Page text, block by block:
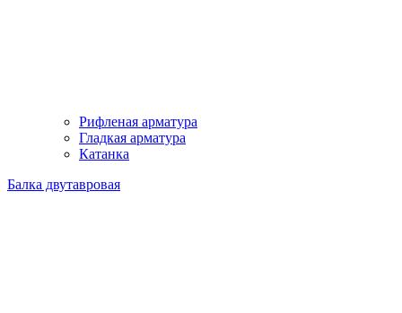
Рифленая арматура
Гладкая арматура
Катанка
Балка двутавровая